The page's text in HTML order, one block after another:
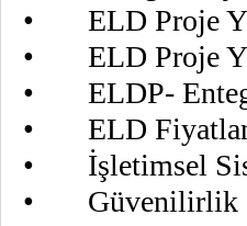
• ELD Proje
• ELD Proje
• ELDP-
• ELD
• İşletimsel
• Güvenilirlik